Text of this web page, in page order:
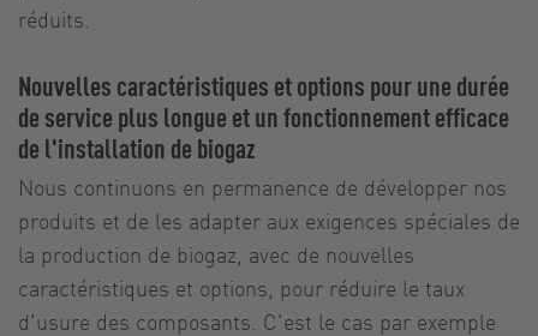
réduits.
Nouvelles caractéristiques et options pour une durée
de service plus longue et un fonctionnement efficace
de l'installation de biogaz
Nous continuons en permanence de développer nos
produits et de les adapter aux exigences spéciales de
la production de biogaz, avec de nouvelles
caractéristiques et options, pour réduire le taux
d'usure des composants. C'est le cas par exemple